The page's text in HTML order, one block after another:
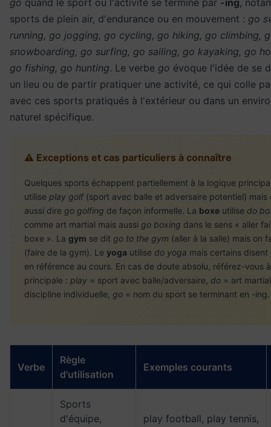
sports de plein air, d'endurance ou en mouvement : go
running, go jogging, go cycling, go hiking, go climbing,
snowboarding, go surfing, go sailing, go kayaking, go
go fishing, go hunting. Le verbe go évoque l'idée de se
un lieu ou de partir pratiquer une activité, ce qui colle
avec ces sports pratiqués à l'extérieur ou dans un
naturel spécifique.
⚠️ Exceptions et cas particuliers à connaître
Quelques sports échappent partiellement à la logique
utilise play golf(sport avec balle et adversaire potentiel) mais
aussi dire go golfing de façon informelle. La boxe utilise do
comme art martial mais aussi go boxing dans le sens « aller
boxe ». La gym se dit go to the gym (aller à la salle) mais on
(faire de la gym). Le yoga utilise do yoga mais certains disent
en référence au cours. En cas de doute absolu, référez-vous
principale : play = sport avec balle/adversaire, do = art
discipline individuelle, go = nom du sport se terminant en -ing.
Verbe
Règle
d'utilisation
Exemples courants
Sports
d'équipe,
play football, play tennis,